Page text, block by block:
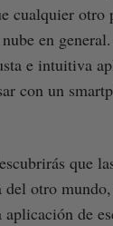
cualquier otro
en
e intuitiva
con un
que
del otro
aplicación de